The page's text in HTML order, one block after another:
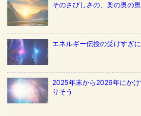
そのさびしさの、奥の奥の
エネルギー伝授の受けすぎ
2025年末から2026年にか
りそう